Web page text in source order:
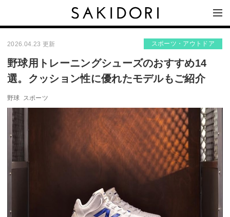
2026.04.23 更新 スポーツ・アウトドア
野球用トレーニングシューズのおすすめ14
選。クッション性に優れたモデルもご紹介
野球 スポーツ